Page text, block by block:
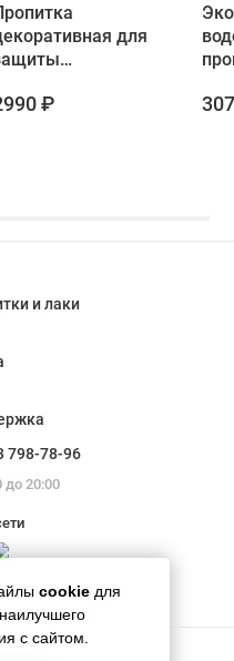
для
Protect дуб
₽
cookie для
с сайтом.
и лаки
798-78-96
до 20:00